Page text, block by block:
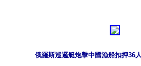
俄羅斯巡邏艇炮擊中國漁船扣押36